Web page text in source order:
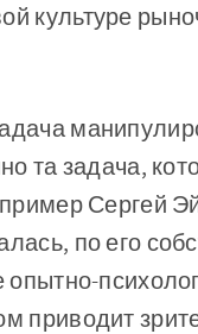
культуре
та задача,
Сергей
по его
опытно-
приводит